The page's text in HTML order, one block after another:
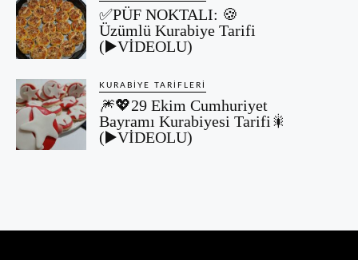
✅PÜF NOKTALI: 🍪
Üzümlü Kurabiye Tarifi
(▶️VİDEOLU)
KURABIYE TARIFLERI
🎆💖29 Ekim Cumhuriyet
Bayramı Kurabiyesi Tarifi🎇
(▶️VİDEOLU)